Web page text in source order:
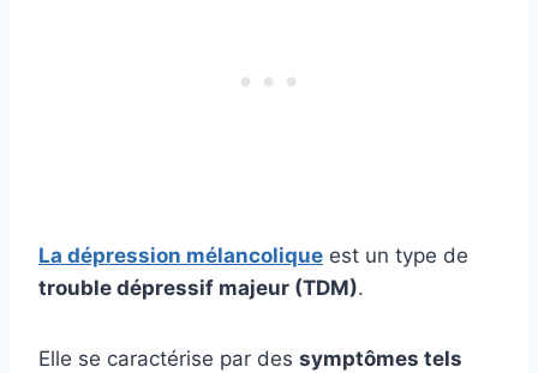
La dépression mélancolique est un type de
trouble dépressif majeur (TDM).
Elle se caractérise par des symptômes tels